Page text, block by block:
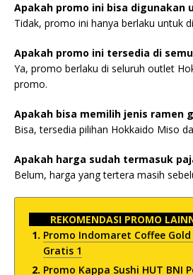
Apakah promo ini bisa digunakan
Tidak, promo ini hanya berlaku untuk
Apakah promo ini tersedia di
Ya, promo berlaku di seluruh outlet
promo.
Apakah bisa memilih jenis ramen
Bisa, tersedia pilihan Hokkaido Miso
Apakah harga sudah termasuk
Belum, harga yang tertera masih
REKOMENDASI PROMO
Promo Indomaret Coffee Gold
Gratis 1
Promo Kappa Sushi HUT BNI